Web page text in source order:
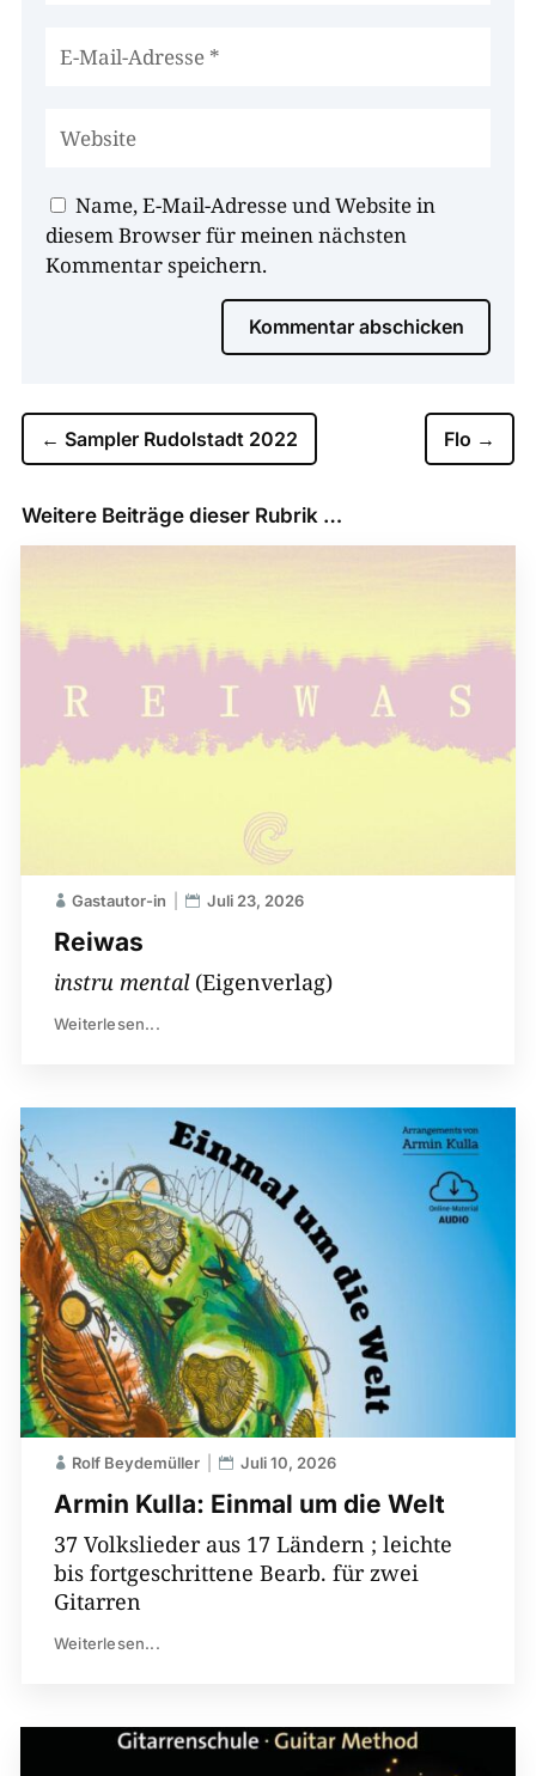
Name, E-Mail-Adresse und Website in
diesem Browser für meinen nächsten
Kommentar speichern.
Kommentar abschicken
← Sampler Rudolstadt 2022 Flo →
Weitere Beiträge dieser Rubrik …
Reiwas
Gastautor-in Juli 23, 2026
instru mental(Eigenverlag)
Weiterlesen...
Armin Kulla: Einmal um die Welt
Rolf Beydemüller Juli 10, 2026
37 Volkslieder aus 17 Ländern ; leichte
bis fortgeschrittene Bearb. für zwei
Gitarren
Weiterlesen...